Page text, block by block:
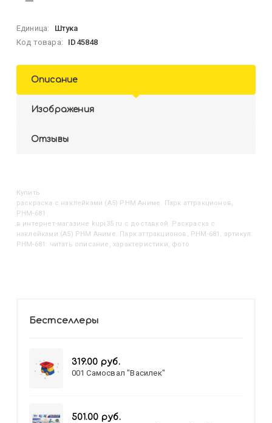
Единица:
Штука
Код товара:
ID45848
Описание
Изображения
Отзывы
Купить
Раскраска с наклейками (А5) РНМ Аниме. Парк аттракционов,
РНМ-681
в интернет-магазине kupi35.ru с доставкой. Раскраска с
наклейками (А5) РНМ Аниме. Парк аттракционов, РНМ-681, артикул
РНМ-681: читать описание, характеристики, фото
Бестселлеры
319.00 руб.
001 Самосвал "Василек"
501.00 руб.